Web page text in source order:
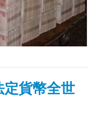
定貨幣全世